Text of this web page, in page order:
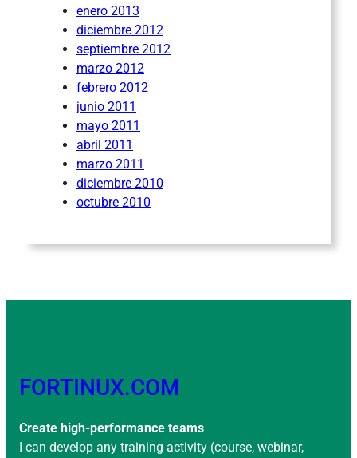
enero 2013
diciembre 2012
septiembre 2012
marzo 2012
febrero 2012
junio 2011
mayo 2011
abril 2011
marzo 2011
diciembre 2010
octubre 2010
FORTINUX.COM
Create high-performance teams
I can develop any training activity (course, webinar,